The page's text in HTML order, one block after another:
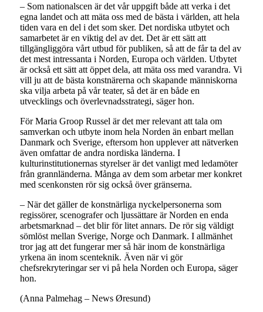
– Som nationalscen är det vår uppgift både att verka i det
egna landet och att mäta oss med de bästa i världen, att hela
tiden vara en del i det som sker. Det nordiska utbytet och
samarbetet är en viktig del av det. Det är ett sätt att
tillgängliggöra vårt utbud för publiken, så att de får ta del av
det mest intressanta i Norden, Europa och världen. Utbytet
är också ett sätt att öppet dela, att mäta oss med varandra. Vi
vill ju att de bästa konstnärerna och skapande människorna
ska vilja arbeta på vår teater, så det är en både en
utvecklings och överlevnadsstrategi, säger hon.
För Maria Groop Russel är det mer relevant att tala om
samverkan och utbyte inom hela Norden än enbart mellan
Danmark och Sverige, eftersom hon upplever att nätverken
även omfattar de andra nordiska länderna. I
kulturinstitutionernas styrelser är det vanligt med ledamöter
från grannländerna. Många av dem som arbetar mer konkret
med scenkonsten rör sig också över gränserna.
– När det gäller de konstnärliga nyckelpersonerna som
regissörer, scenografer och ljussättare är Norden en enda
arbetsmarknad – det blir för litet annars. De rör sig väldigt
sömlöst mellan Sverige, Norge och Danmark. I allmänhet
tror jag att det fungerar mer så här inom de konstnärliga
yrkena än inom scenteknik. Även när vi gör
chefsrekryteringar ser vi på hela Norden och Europa, säger
hon.
(Anna Palmehag – News Øresund)